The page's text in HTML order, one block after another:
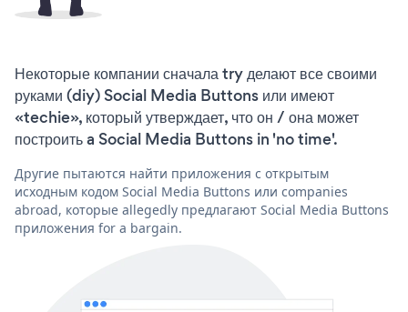
Некоторые компании сначала try делают все своими
руками (diy) Social Media Buttons или имеют
«techie», который утверждает, что он / она может
построить a Social Media Buttons in 'no time'.
Другие пытаются найти приложения с открытым
исходным кодом Social Media Buttons или companies
abroad, которые allegedly предлагают Social Media Buttons
приложения for a bargain.